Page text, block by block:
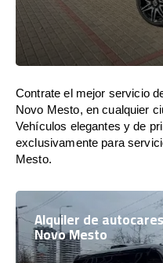
Contrate el mejor servicio
Novo Mesto, en cualquier
Vehículos elegantes y de
exclusivamente para
Mesto.
Alquiler de
Novo Mesto